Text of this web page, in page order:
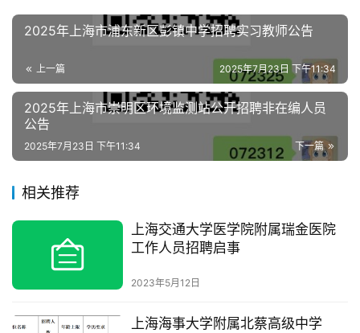
2025年上海市浦东新区彭镇中学招聘实习教师公告
上一篇 2025年7月23日 下午11:34
2025年上海市崇明区环境监测站公开招聘非在编人员
公告
下一篇
2025年7月23日 下午11:34
相关推荐
上海交通大学医学院附属瑞金医院
工作人员招聘启事
2023年5月12日
上海海事大学附属北蔡高级中学